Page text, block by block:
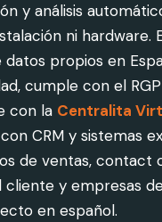
y análisis
ni hardware.
propios en
cumple con el
con la Centralita
CRM y sistemas
de ventas,
cliente y empresas
en español.